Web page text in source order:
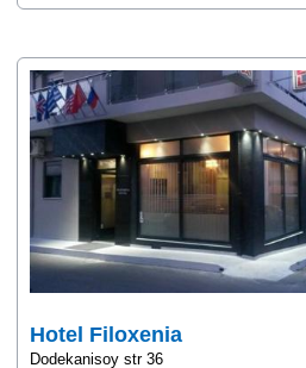
Hotel Filoxenia
Dodekanisoy str 36